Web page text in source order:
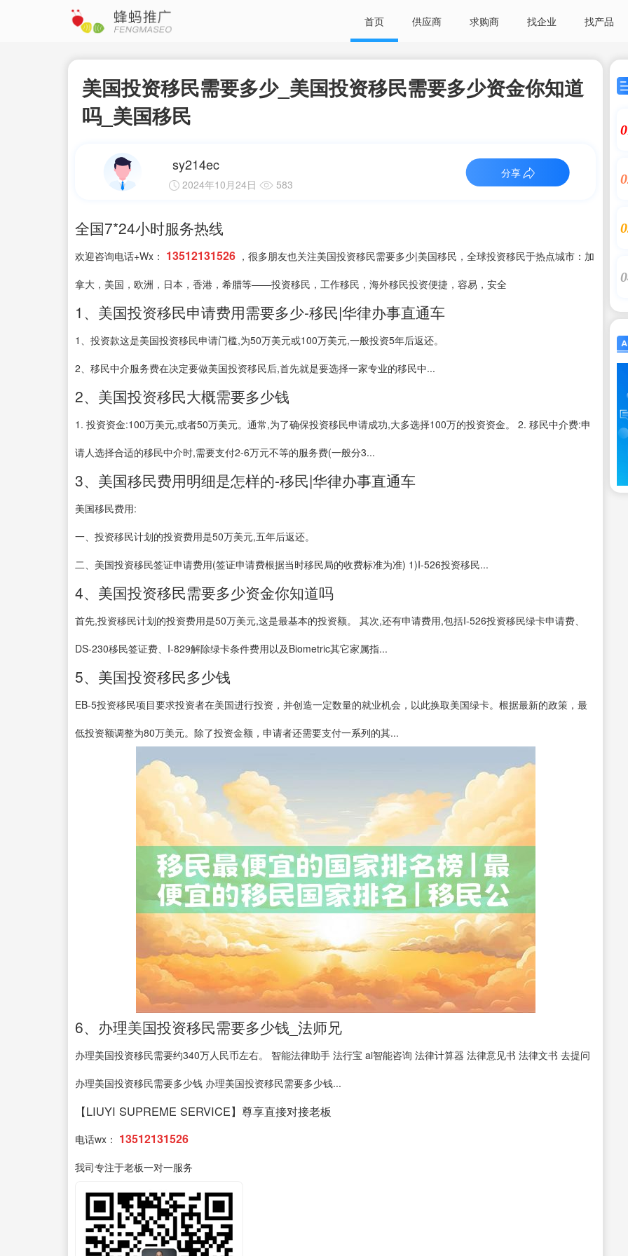
首页 供应商 求购商 找企业 找产品
美国投资移民需要多少_美国投资移民需要多少资金你知道
吗_美国移民
sy214ec
2024年10月24日 583
分享
全国7*24小时服务热线
欢迎咨询电话+Wx： 13512131526 ，很多朋友也关注美国投资移民需要多少|美国移民，全球投资移民于热点城市：加
拿大，美国，欧洲，日本，香港，希腊等——投资移民，工作移民，海外移民投资便捷，容易，安全
1、美国投资移民申请费用需要多少-移民|华律办事直通车
1、投资款这是美国投资移民申请门槛,为50万美元或100万美元,一般投资5年后返还。
2、移民中介服务费在决定要做美国投资移民后,首先就是要选择一家专业的移民中...
2、美国投资移民大概需要多少钱
1. 投资资金:100万美元,或者50万美元。通常,为了确保投资移民申请成功,大多选择100万的投资资金。 2. 移民中介费:申
请人选择合适的移民中介时,需要支付2-6万元不等的服务费(一般分3...
3、美国移民费用明细是怎样的-移民|华律办事直通车
美国移民费用:
一、投资移民计划的投资费用是50万美元,五年后返还。
二、美国投资移民签证申请费用(签证申请费根据当时移民局的收费标准为准) 1)I-526投资移民...
4、美国投资移民需要多少资金你知道吗
首先,投资移民计划的投资费用是50万美元,这是最基本的投资额。 其次,还有申请费用,包括I-526投资移民绿卡申请费、
DS-230移民签证费、I-829解除绿卡条件费用以及Biometric其它家属指...
5、美国投资移民多少钱
EB-5投资移民项目要求投资者在美国进行投资，并创造一定数量的就业机会，以此换取美国绿卡。根据最新的政策，最
低投资额调整为80万美元。除了投资金额，申请者还需要支付一系列的其...
6、办理美国投资移民需要多少钱_法师兄
办理美国投资移民需要约340万人民币左右。 智能法律助手 法行宝 ai智能咨询 法律计算器 法律意见书 法律文书 去提问
办理美国投资移民需要多少钱 办理美国投资移民需要多少钱...
【LIUYI SUPREME SERVICE】尊享直接对接老板
电话wx： 13512131526
我司专注于老板一对一服务